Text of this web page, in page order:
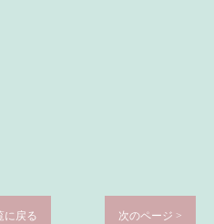
に戻る 次のページ >